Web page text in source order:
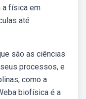
a física em
até
são as ciências
processos, e
como a
biofísica é a